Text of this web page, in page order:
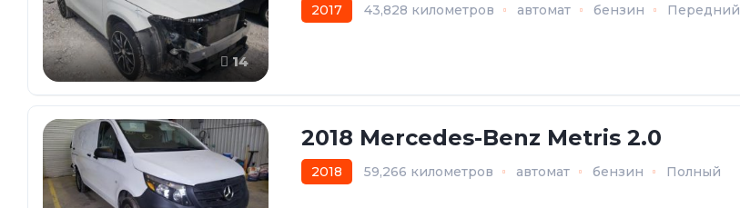
14
2017 43,828 километров автомат бензин Передний
2018 Mercedes-Benz Metris 2.0
2018 59,266 километров автомат бензин Полный